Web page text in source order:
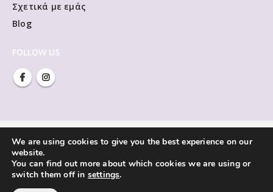
Σχετικά με εμάς
Blog
FOLLOW US
We are using cookies to give you the best experience on our
website.
You can find out more about which cookies we are using or
switch them off in settings.